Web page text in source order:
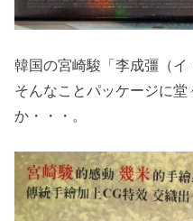
韓国の宮崎駿「李成彊（イ
そんなことパッケージに堂
か・・・。